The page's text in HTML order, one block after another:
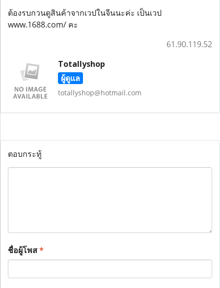
ต้องรบกวนดูสินค้าจากเวปในจีนนะค่ะ เป็นเวป
www.1688.com/ คะ
61.90.119.52
Totallyshop
ผู้ดูแล
totallyshop@hotmail.com
ตอบกระทู้
ชื่อผู้โพส*